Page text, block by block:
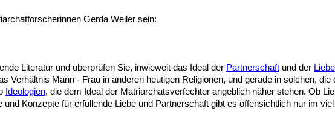
Gerda Weiler sein:
Literatur und überprüfen Sie, inwieweit das Ideal der Partnerschaft und der Liebe
Verhältnis Mann - Frau in anderen heutigen Religionen, und gerade in solchen,
Ideologien, die dem Ideal der Matriarchatsverfechter angeblich näher stehen. Ob
Konzepte für erfüllende Liebe und Partnerschaft gibt es offensichtlich nur im